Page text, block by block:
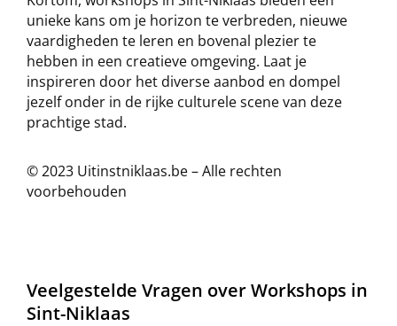
unieke kans om je horizon te verbreden, nieuwe
vaardigheden te leren en bovenal plezier te
hebben in een creatieve omgeving. Laat je
inspireren door het diverse aanbod en dompel
jezelf onder in de rijke culturele scene van deze
prachtige stad.
© 2023 Uitinstniklaas.be – Alle rechten
voorbehouden
Veelgestelde Vragen over Workshops in
Sint-Niklaas